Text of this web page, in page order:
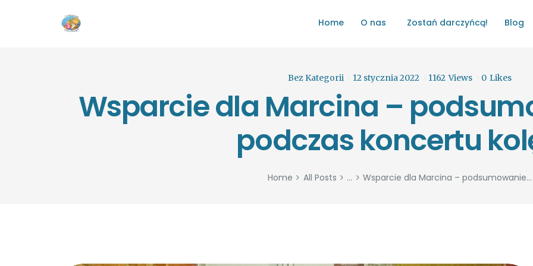
Home O nas Zostań darczyńcą! Blog
Bez Kategorii 12 stycznia 2022 1162 Views 0 Likes
Wsparcie dla Marcina –
podczas koncertu
Home All Posts ... Wsparcie dla Marcina – podsumowanie...
HOME
ZOSTAŃ DARCZYŃCĄ!
BLOG
GALERIA
WYDARZENIA